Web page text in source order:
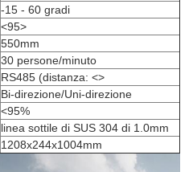
-15 - 60 gradi
<95>
550mm
30 persone/minuto
RS485 (distanza: <>
Bi-direzione/Uni-direzione
<95%
linea sottile di SUS 304 di 1.0mm
1208x244x1004mm